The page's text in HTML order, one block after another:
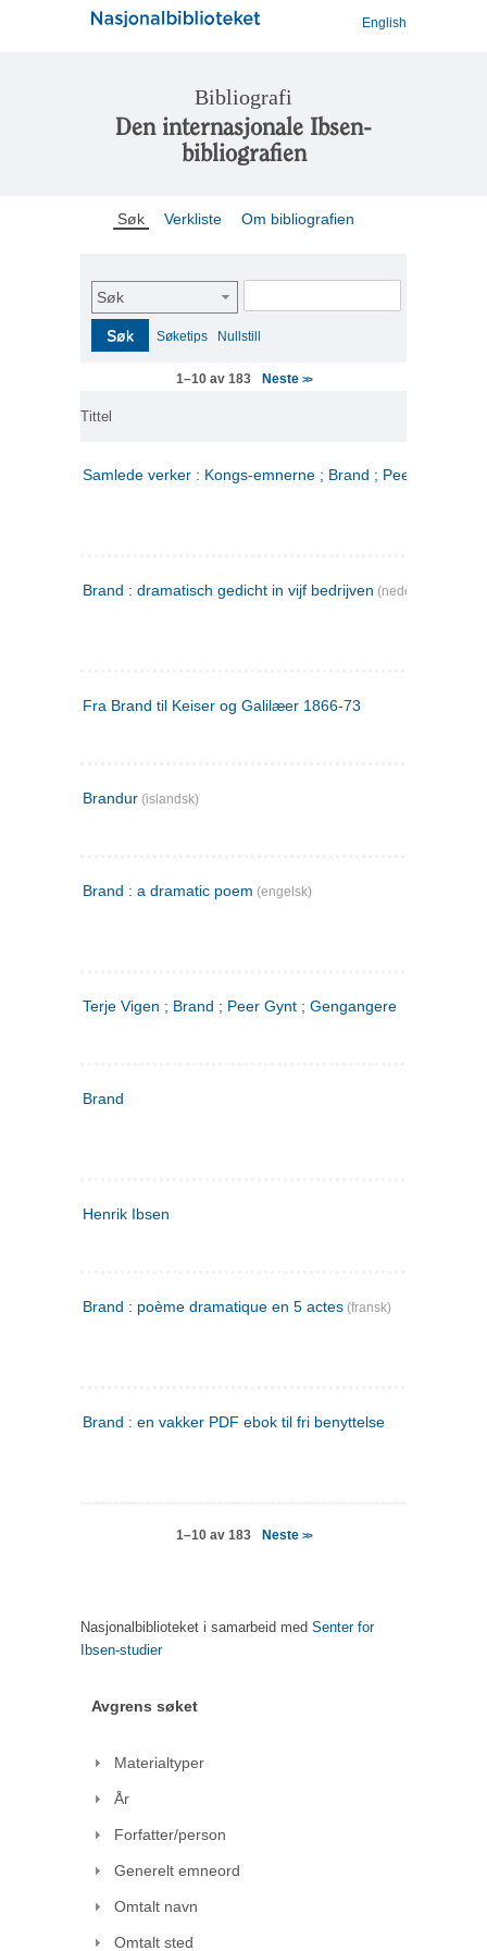
English
Bibliografi
Den internasjonale Ibsen-
bibliografien
Søk Verkliste Om bibliografien
Søk
Søk Søketips Nullstill
1–10 av 183 Neste >>
Tittel
Samlede verker : Kongs-emnerne ; Brand ; Peer Gynt. 2
Brand : dramatisch gedicht in vijf bedrijven (nederlandsk)
Fra Brand til Keiser og Galilæer 1866-73
Brandur (islandsk)
Brand : a dramatic poem (engelsk)
Terje Vigen ; Brand ; Peer Gynt ; Gengangere
Brand
Henrik Ibsen
Brand : poème dramatique en 5 actes (fransk)
Brand : en vakker PDF ebok til fri benyttelse
1–10 av 183 Neste >>
Nasjonalbiblioteket i samarbeid med Senter for
Ibsen-studier
Avgrens søket
Materialtyper
År
Forfatter/person
Generelt emneord
Omtalt navn
Omtalt sted